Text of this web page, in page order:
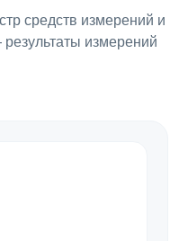
средств измерений и
измерений